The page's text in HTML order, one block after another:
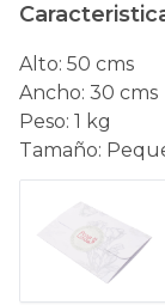
Alto: 50 cms
Ancho: 30 cms
Peso: 1 kg
Tamaño: